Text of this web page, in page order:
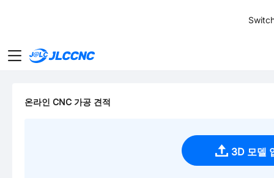
JLCCNC
온라인 CNC 가공 견적
3D 모델